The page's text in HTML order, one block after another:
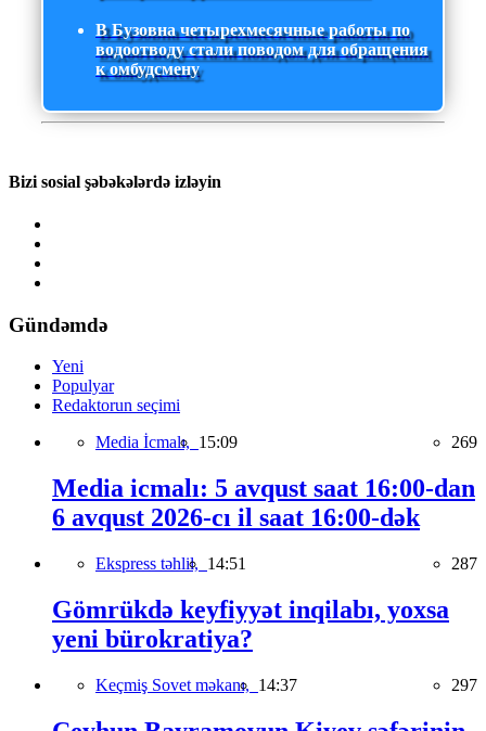
В Бузовна четырехмесячные работы по
водоотводу стали поводом для обращения
к омбудсмену
Bizi sosial şəbəkələrdə izləyin
Gündəmdə
Yeni
Populyar
Redaktorun seçimi
Media İcmalı, 15:09 269
Media icmalı: 5 avqust saat 16:00-dan
6 avqust 2026-cı il saat 16:00-dək
Ekspress təhlil, 14:51 287
Gömrükdə keyfiyyət inqilabı, yoxsa
yeni bürokratiya?
Keçmiş Sovet məkanı, 14:37 297